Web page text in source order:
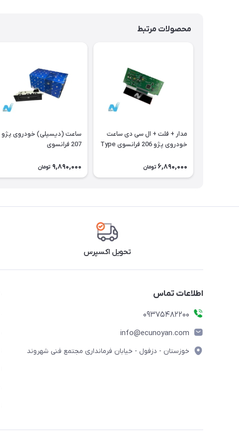
محصولات مرتبط
مدار + فلت + ال سی دی ساعت
خودروی پژو 206 فرانسوی Type
6,890,000 تومان
ساعت (دیسپلی) خودروی پژو
207 فرانسوی
9,890,000 تومان
تحویل اکسپرس
اطلاعات تماس
09375482200
info@ecunoyan.com
خوزستان - دزفول - خیابان فرمانداری مجتمع فنی شهروند